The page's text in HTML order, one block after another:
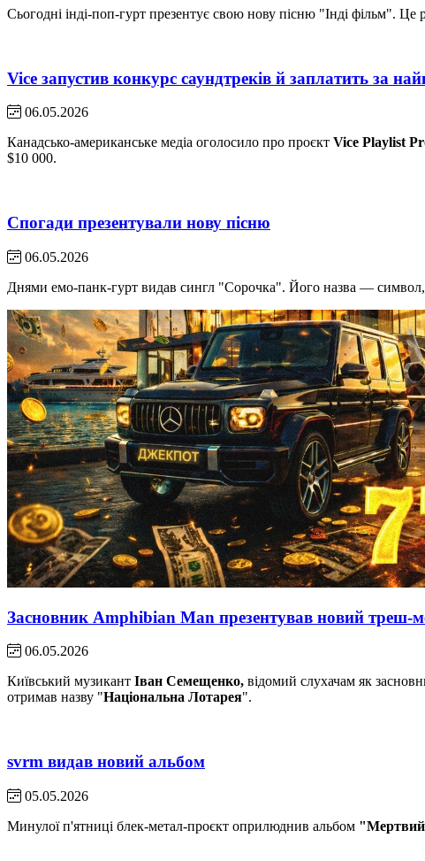
Сьогодні інді-поп-гурт презентує свою нову пісню "Інді фільм".
Vice запустив конкурс саундтреків й заплатить за
06.05.2026
Канадсько-американське медіа оголосило про проєкт Vice Playlist
$10 000.
Спогади презентували нову пісню
06.05.2026
Днями емо-панк-гурт видав сингл "Сорочка". Його назва — символ,
Засновник Amphibian Man презентував новий треш-
06.05.2026
Київський музикант Іван Семещенко, відомий слухачам як
отримав назву "Національна Лотарея".
svrm видав новий альбом
05.05.2026
Минулої п'ятниці блек-метал-проєкт оприлюднив альбом